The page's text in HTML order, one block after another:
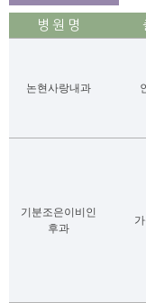
병 원 명
논현사랑내과
기분조은이비인
후과